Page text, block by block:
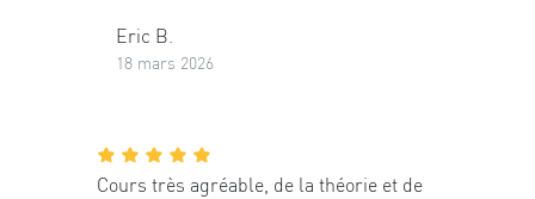
Eric B.
18 mars 2026
Cours très agréable, de la théorie et de